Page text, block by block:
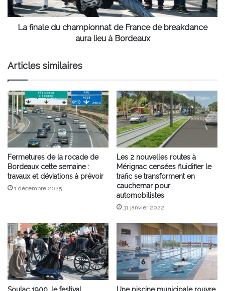
breakdance
aura
La finale du championnat de France de breakdance
aura lieu à Bordeaux
Articles similaires
Fermetures de la rocade de
Bordeaux cette semaine :
travaux et déviations à prévoir
1 décembre 2025
Les 2 nouvelles routes à
Mérignac censées fluidifier le
trafic se transforment en
cauchemar pour
automobilistes
31 janvier 2022